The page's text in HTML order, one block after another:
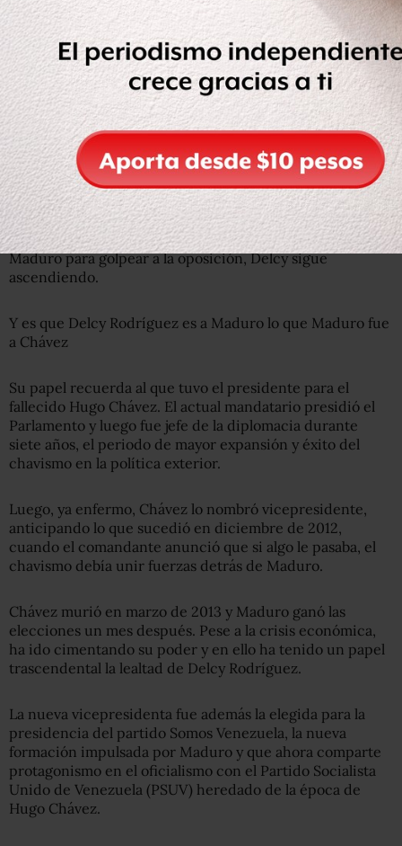
Una escudera "probada en mil batallas"
por Daniel García Marco, corresponsal de BBC News
Mundo en Caracas
"Probada en mil batallas", ese fue uno de los elogios que
Nicolás Maduro le dedicó en Twitter al nombrarla
vicepresidenta, número dos del Ejecutivo.
Tras ser ministra de Información, canciller y presidenta
de la plenipotenciaria Asamblea Constituyente, cuya
creación en una polémica interpretación constitucional
fue una de las estrategias políticas más hábiles de
Maduro para golpear a la oposición, Delcy sigue
ascendiendo.
Y es que Delcy Rodríguez es a Maduro lo que Maduro fue
a Chávez
Su papel recuerda al que tuvo el presidente para el
fallecido Hugo Chávez. El actual mandatario presidió el
Parlamento y luego fue jefe de la diplomacia durante
siete años, el periodo de mayor expansión y éxito del
chavismo en la política exterior.
Luego, ya enfermo, Chávez lo nombró vicepresidente,
anticipando lo que sucedió en diciembre de 2012,
cuando el comandante anunció que si algo le pasaba, el
chavismo debía unir fuerzas detrás de Maduro.
Chávez murió en marzo de 2013 y Maduro ganó las
elecciones un mes después. Pese a la crisis económica,
ha ido cimentando su poder y en ello ha tenido un papel
trascendental la lealtad de Delcy Rodríguez.
La nueva vicepresidenta fue además la elegida para la
presidencia del partido Somos Venezuela, la nueva
formación impulsada por Maduro y que ahora comparte
protagonismo en el oficialismo con el Partido Socialista
Unido de Venezuela (PSUV) heredado de la época de
Hugo Chávez.